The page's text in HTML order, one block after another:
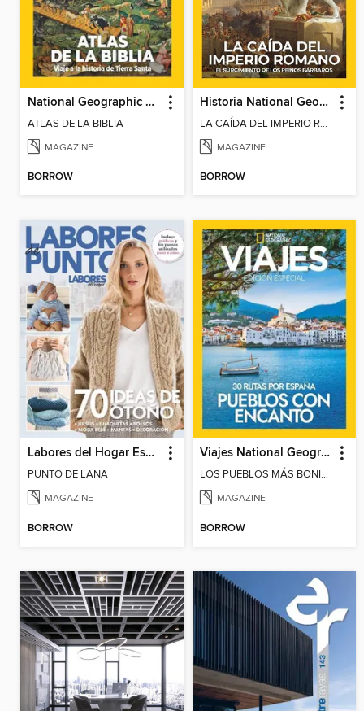
National Geographic Especiales
ATLAS DE LA BIBLIA
MAGAZINE
BORROW
Historia National Geographic Especiales
LA CAÍDA DEL IMPERIO ROMANO
MAGAZINE
BORROW
Labores del Hogar Especiales
PUNTO DE LANA
MAGAZINE
BORROW
Viajes National Geographic Especiales
LOS PUEBLOS MÁS BONITOS DE ESPAÑA
MAGAZINE
BORROW